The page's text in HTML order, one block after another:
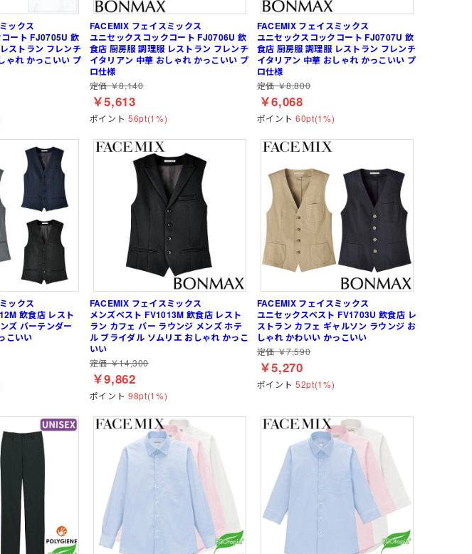
ックス
ート FJ0705U 飲
ストラン フレンチ
ゃれ かっこいい プ
FACEMIX フェイスミックス
ユニセックスコックコート FJ0706U 飲
食店 厨房服 調理服 レストラン フレンチ
イタリアン 中華 おしゃれ かっこいい プ
ロ仕様
定価 ￥8,140
￥5,613
ポイント 56pt(1%)
FACEMIX フェイスミックス
ユニセックスコックコート FJ0707U 飲
食店 厨房服 調理服 レストラン フレンチ
イタリアン 中華 おしゃれ かっこいい プ
ロ仕様
定価 ￥8,800
￥6,068
ポイント 60pt(1%)
ックス
飲食店 レスト
ズ バーテンダー
こいい
FACEMIX フェイスミックス
メンズベスト FV1013M 飲食店 レスト
ラン カフェ バー ラウンジ メンズ ホテ
ル ブライダル ソムリエ おしゃれ かっこ
いい
定価 ￥14,300
￥9,862
ポイント 98pt(1%)
FACEMIX フェイスミックス
ユニセックスベスト FV1703U 飲食店 レ
ストラン カフェ ギャルソン ラウンジ お
しゃれ かわいい かっこいい
定価 ￥7,590
￥5,270
ポイント 52pt(1%)